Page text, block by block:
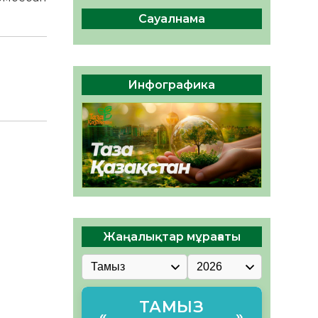
беруге дайын
ӘРБІР ДАУЫС – ҚОҒАМ
ДАМУЫНА ҚОСЫЛҒАН
ҮЛЕС
05.08.2026
38 0
Сауалнама
Инфографика
Жаңалықтар мұрағаты
ТАМЫЗ